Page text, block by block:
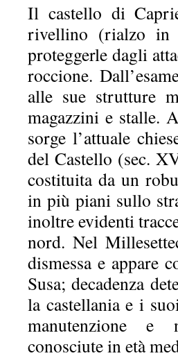
Il castello di
rivellino (rialzo in
proteggerle dagli
roccione.
alle sue strutture
magazzini e stalle.
sorge l’attuale
del Castello (sec.
costituita da un
in più piani sullo
inoltre evidenti
nord. Nel
dismessa e appare
Susa; decadenza
la castellania e i
manutenzione e
conosciute in età